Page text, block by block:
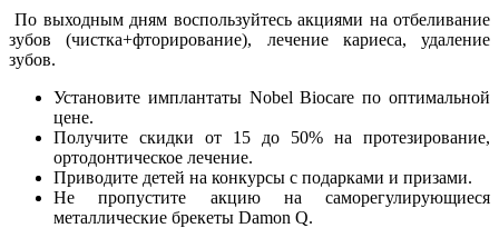
По выходным дням воспользуйтесь акциями на отбеливание
зубов (чистка+фторирование), лечение кариеса, удаление
зубов.
Установите имплантаты Nobel Biocare по оптимальной
цене.
Получите скидки от 15 до 50% на протезирование,
ортодонтическое лечение.
Приводите детей на конкурсы с подарками и призами.
Не пропустите акцию на саморегулирующиеся
металлические брекеты Damon Q.